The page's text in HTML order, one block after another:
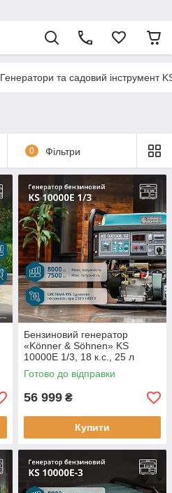
Генератори та садовий інструмент
0 Фільтри
Бензиновий генератор
«Könner & Söhnen» KS
10000E 1/3, 18 к.с., 25 л
Готово до відправки
56 999 ₴
Купити